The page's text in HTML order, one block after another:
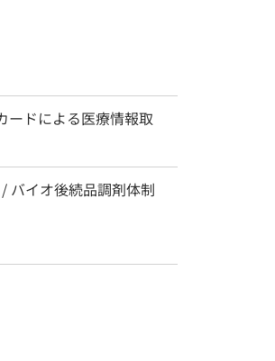
ードによる医療情報取
バイオ後続品調剤体制